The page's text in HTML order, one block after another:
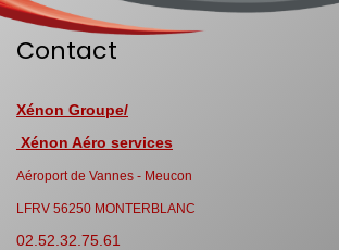
Contact
Xénon Groupe/
Xénon Aéro services
Aéroport de Vannes - Meucon
LFRV 56250 MONTERBLANC
02.52.32.75.61